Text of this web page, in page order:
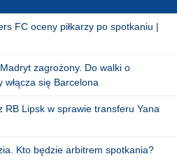
FC oceny piłkarzy po spotkaniu |
zagrożony. Do walki o
się Barcelona
RB Lipsk w sprawie transferu Yana
Kto będzie arbitrem spotkania?